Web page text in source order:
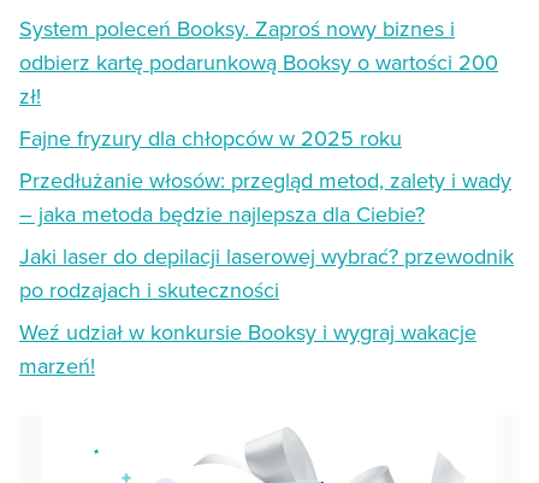
System poleceń Booksy. Zaproś nowy biznes i
odbierz kartę podarunkową Booksy o wartości 200
zł!
Fajne fryzury dla chłopców w 2025 roku
Przedłużanie włosów: przegląd metod, zalety i wady
– jaka metoda będzie najlepsza dla Ciebie?
Jaki laser do depilacji laserowej wybrać? przewodnik
po rodzajach i skuteczności
Weź udział w konkursie Booksy i wygraj wakacje
marzeń!